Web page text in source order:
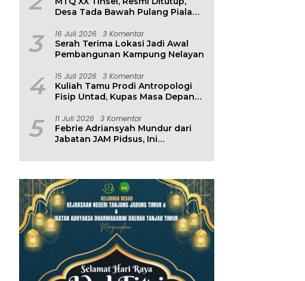
Desa Tada Bawah Pulang Piala
3 16 Juli 2026 3 Komentar
Serah Terima Lokasi Jadi Awal
Pembangunan Kampung Nelayan
4 15 Juli 2026 3 Komentar
Kuliah Tamu Prodi Antropologi
Fisip Untad, Kupas Masa Depan
Lingkungan
5 11 Juli 2026 3 Komentar
Febrie Adriansyah Mundur dari
Jabatan JAM Pidsus, Ini